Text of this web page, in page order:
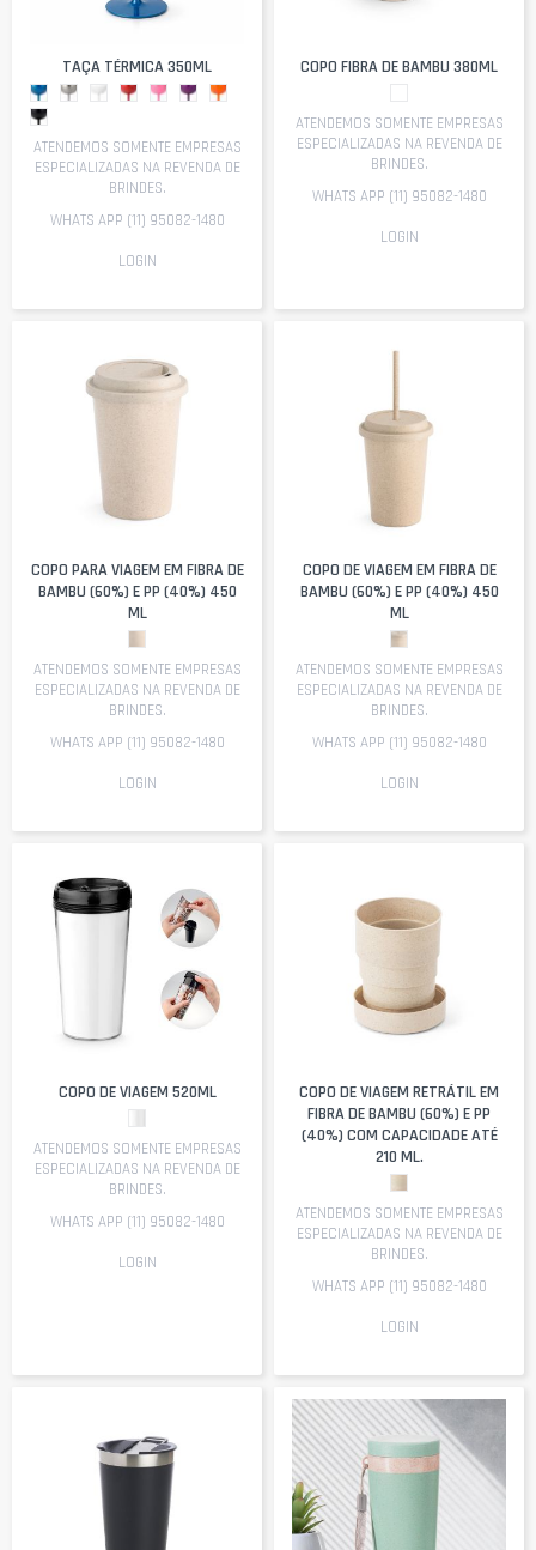
TAÇA TÉRMICA 350ML
ATENDEMOS SOMENTE EMPRESAS
ESPECIALIZADAS NA REVENDA DE
BRINDES.
WHATS APP (11) 95082-1480
LOGIN
COPO FIBRA DE BAMBU 380ML
ATENDEMOS SOMENTE EMPRESAS
ESPECIALIZADAS NA REVENDA DE
BRINDES.
WHATS APP (11) 95082-1480
LOGIN
COPO PARA VIAGEM EM FIBRA DE
BAMBU (60%) E PP (40%) 450
ML
ATENDEMOS SOMENTE EMPRESAS
ESPECIALIZADAS NA REVENDA DE
BRINDES.
WHATS APP (11) 95082-1480
LOGIN
COPO DE VIAGEM EM FIBRA DE
BAMBU (60%) E PP (40%) 450
ML
ATENDEMOS SOMENTE EMPRESAS
ESPECIALIZADAS NA REVENDA DE
BRINDES.
WHATS APP (11) 95082-1480
LOGIN
COPO DE VIAGEM 520ML
ATENDEMOS SOMENTE EMPRESAS
ESPECIALIZADAS NA REVENDA DE
BRINDES.
WHATS APP (11) 95082-1480
LOGIN
COPO DE VIAGEM RETRÁTIL EM
FIBRA DE BAMBU (60%) E PP
(40%) COM CAPACIDADE ATÉ
210 ML.
ATENDEMOS SOMENTE EMPRESAS
ESPECIALIZADAS NA REVENDA DE
BRINDES.
WHATS APP (11) 95082-1480
LOGIN